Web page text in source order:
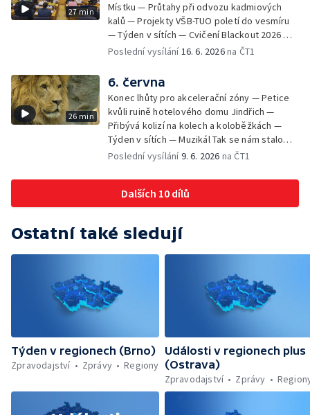
27 min
Místku — Průtahy při odvozu kadmiových
kalů — Projekty VŠB-TUO poletí do vesmíru
— Týden v sítích — Cvičení Blackout 2026 —
Budeme sledovat
Poslední vysílání16. 6. 2026na ČT1
26 min
6. června
Konec lhůty pro akcelerační zóny — Petice
kvůli ruině hotelového domu Jindřich —
Přibývá kolizí na kolech a koloběžkách —
Týden v sítích — Muzikál Tak se nám stalo
končí — Pěchotní srub otevřen pro
Poslední vysílání9. 6. 2026 na ČT1
Dalších 10 dílů
Ostatní také sledují
Týden v regionech (Brno)
Zpravodajství
Zprávy Regiony
Události v regionech plus
(Ostrava)
Zpravodajství
Zprávy